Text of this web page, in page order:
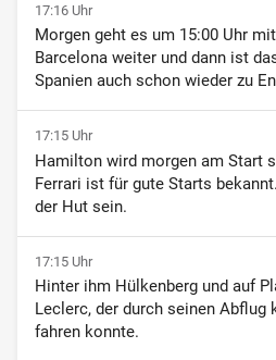
17:16 Uhr
Morgen geht es um 15:00 Uhr
Barcelona weiter und dann ist
Spanien auch schon wieder zu
17:15 Uhr
Hamilton wird morgen am Start
Ferrari ist für gute Starts
der Hut sein.
17:15 Uhr
Hinter ihm Hülkenberg und auf
Leclerc, der durch seinen Abflug
fahren konnte.